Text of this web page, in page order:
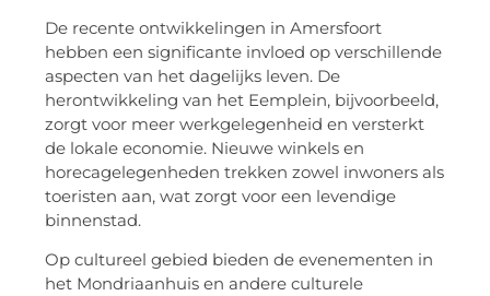
De recente ontwikkelingen in Amersfoort
hebben een significante invloed op verschillende
aspecten van het dagelijks leven. De
herontwikkeling van het Eemplein, bijvoorbeeld,
zorgt voor meer werkgelegenheid en versterkt
de lokale economie. Nieuwe winkels en
horecagelegenheden trekken zowel inwoners als
toeristen aan, wat zorgt voor een levendige
binnenstad.
Op cultureel gebied bieden de evenementen in
het Mondriaanhuis en andere culturele